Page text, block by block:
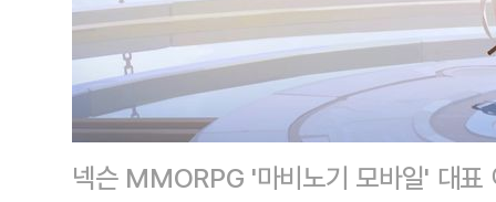
넥슨 MMORPG '마비노기 모바일' 대